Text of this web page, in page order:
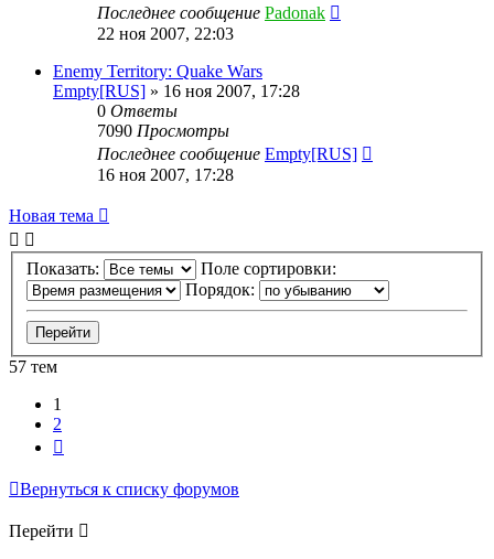
Последнее сообщение Padonak
22 ноя 2007, 22:03
Enemy Territory: Quake Wars
Empty[RUS] » 16 ноя 2007, 17:28
0 Ответы
7090 Просмотры
Последнее сообщение Empty[RUS]
16 ноя 2007, 17:28
Новая тема
Показать:
Поле сортировки:
Порядок:
57 тем
1
2
Вернуться к списку форумов
Перейти